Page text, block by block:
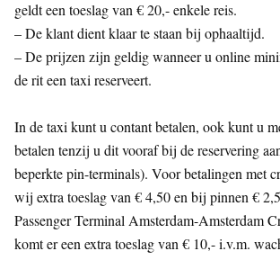
geldt een toeslag van € 20,- enkele reis.
– De klant dient klaar te staan bij ophaaltijd.
– De prijzen zijn geldig wanneer u online
de rit een taxi reserveert.
In de taxi kunt u contant betalen, ook kunt u
betalen tenzij u dit vooraf bij de reservering
beperkte pin-terminals). Voor betalingen met
wij extra toeslag van € 4,50 en bij pinnen €
Passenger Terminal Amsterdam-Amsterdam
komt er een extra toeslag van € 10,- i.v.m.